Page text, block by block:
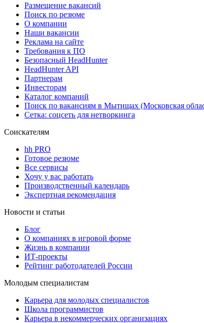
Размещение вакансий
Поиск по резюме
О компании
Наши вакансии
Реклама на сайте
Требования к ПО
Безопасный HeadHunter
HeadHunter API
Партнерам
Инвесторам
Каталог компаний
Поиск по вакансиям в Мытищах (Московская
Сетка: соцсеть для нетворкинга
Соискателям
hh PRO
Готовое резюме
Все сервисы
Хочу у вас работать
Производственный календарь
Экспертная рекомендация
Новости и статьи
Блог
О компаниях в игровой форме
Жизнь в компании
ИТ-проекты
Рейтинг работодателей России
Молодым специалистам
Карьера для молодых специалистов
Школа программистов
Карьера в некоммерческих организациях